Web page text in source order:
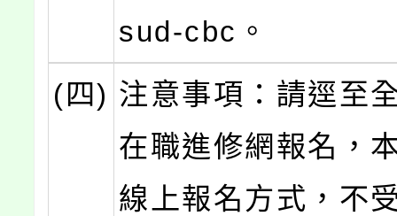
sud-cbc。
(四) 注意事項：請逕至
在職進修網報名，
線上報名方式，不